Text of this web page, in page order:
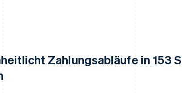
Zahlungsabläufe in 153